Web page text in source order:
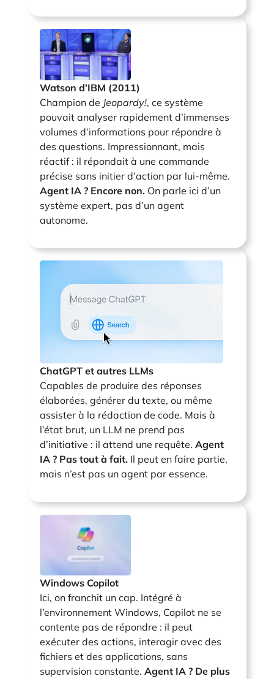
Watson d’IBM (2011)
Champion de Jeopardy!, ce système
pouvait analyser rapidement d’immenses
volumes d’informations pour répondre à
des questions. Impressionnant, mais
réactif : il répondait à une commande
précise sans initier d’action par lui-même.
Agent IA ? Encore non. On parle ici d’un
système expert, pas d’un agent
autonome.
ChatGPT et autres LLMs
Capables de produire des réponses
élaborées, générer du texte, ou même
assister à la rédaction de code. Mais à
l’état brut, un LLM ne prend pas
d’initiative : il attend une requête. Agent
IA ? Pas tout à fait. Il peut en faire partie,
mais n’est pas un agent par essence.
Windows Copilot
Ici, on franchit un cap. Intégré à
l’environnement Windows, Copilot ne se
contente pas de répondre : il peut
exécuter des actions, interagir avec des
fichiers et des applications, sans
supervision constante. Agent IA ? De plus